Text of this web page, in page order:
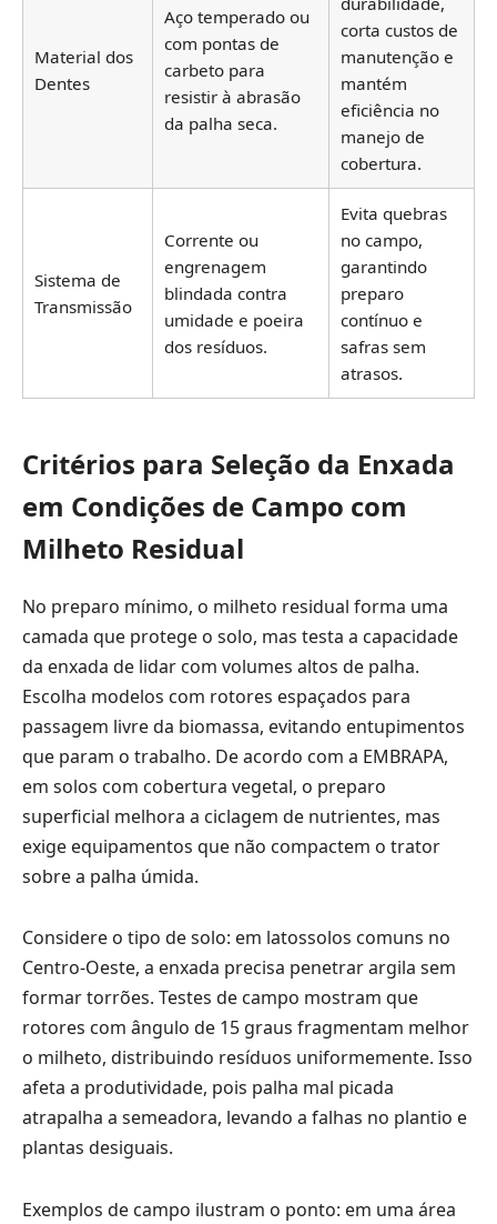
Material dos
Dentes
Aço temperado ou
com pontas de
carbeto para
resistir à abrasão
da palha seca.
corta custos de
manutenção e
mantém
eficiência no
manejo de
cobertura.
Sistema de
Transmissão
Corrente ou
engrenagem
blindada contra
umidade e poeira
dos resíduos.
Evita quebras
no campo,
garantindo
preparo
contínuo e
safras sem
atrasos.
Critérios para Seleção da Enxada
em Condições de Campo com
Milheto Residual
No preparo mínimo, o milheto residual forma uma
camada que protege o solo, mas testa a capacidade
da enxada de lidar com volumes altos de palha.
Escolha modelos com rotores espaçados para
passagem livre da biomassa, evitando entupimentos
que param o trabalho. De acordo com a EMBRAPA,
em solos com cobertura vegetal, o preparo
superficial melhora a ciclagem de nutrientes, mas
exige equipamentos que não compactem o trator
sobre a palha úmida.
Considere o tipo de solo: em latossolos comuns no
Centro-Oeste, a enxada precisa penetrar argila sem
formar torrões. Testes de campo mostram que
rotores com ângulo de 15 graus fragmentam melhor
o milheto, distribuindo resíduos uniformemente. Isso
afeta a produtividade, pois palha mal picada
atrapalha a semeadora, levando a falhas no plantio e
plantas desiguais.
Exemplos de campo ilustram o ponto: em uma área